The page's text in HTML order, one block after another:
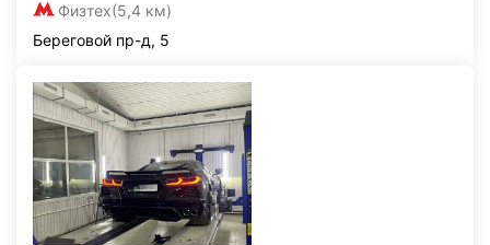
Физтех(5,4 км)
Береговой пр-д, 5